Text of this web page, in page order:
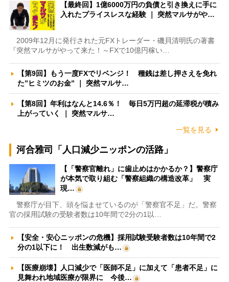
【最終回】1億6000万円の負債と引き換えに手に
入れたプライスレスな経験 ｜ 突然マルサがや…
2009年12月に発行された元FXトレーダー・磯貝清明氏の著書
『突然マルサがやって来た！～FXで10億円稼い…
【第9回】もう一度FXでリベンジ！ 種銭は差し押さえを免れ
た”ヒミツのお金” ｜ 突然マルサ…
【第8回】年利はなんと14.6％！ 毎日5万円超の延滞税が積み
上がっていく ｜ 突然マルサ…
一覧を見る
河合雅司「人口減少ニッポンの活路」
【「警察官離れ」に歯止めはかかるか？】警察庁
が本気で取り組む「警察組織の構造改革」 実
現…
警察庁が目下、頭を悩ませているのが「警察官不足」だ。警察
官の採用試験の受験者数は10年間で2分の1以…
【安全・安心ニッポンの危機】採用試験受験者数は10年間で2
分の1以下に！ 出生数減がも…
【医療崩壊】人口減少で「医師不足」に加えて「患者不足」に
見舞われ地域医療が限界に 今後…